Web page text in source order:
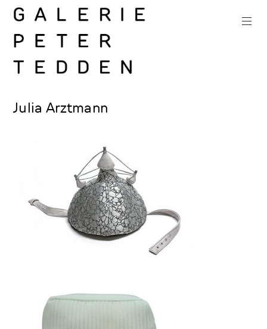
Zum
Inhalt
springen
Galerie
Peter
Julia Arztmann